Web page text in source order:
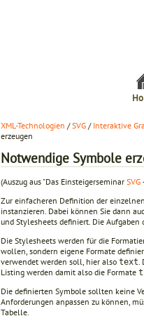
XML-Technologien /SVG / Interaktive
erzeugen
Notwendige Symbole
(Auszug aus "Das Einsteigerseminar SVG
Zur einfacheren Definition der
instanzieren. Dabei können Sie dann
und Stylesheets definiert. Die
Die Stylesheets werden für die
wollen, sondern eigene Formate
verwendet werden soll, hier also text
Listing werden damit also die Formate
Die definierten Symbole sollten keine
Anforderungen anpassen zu können,
Tabelle.